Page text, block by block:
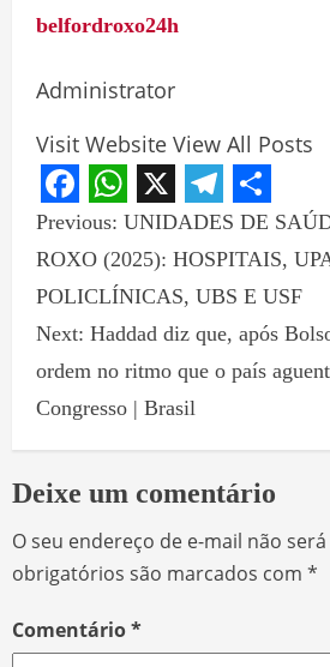
belfordroxo24h
Administrator
Visit Website View All Posts
Facebook
WhatsApp
X
Previous: UNIDADES DE
ROXO (2025): HOSPITAIS,
POLICLÍNICAS, UBS E USF
Next: Haddad diz que, após
ordem no ritmo que o país
Congresso | Brasil
Deixe um comentário
O seu endereço de e-mail não
obrigatórios são marcados com *
Comentário*